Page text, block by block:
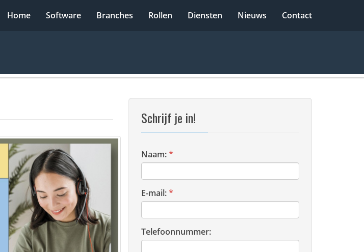
Home Software Branches Rollen Diensten Nieuws Contact
Schrijf je in!
Naam:*
E-mail:*
Telefoonnummer: